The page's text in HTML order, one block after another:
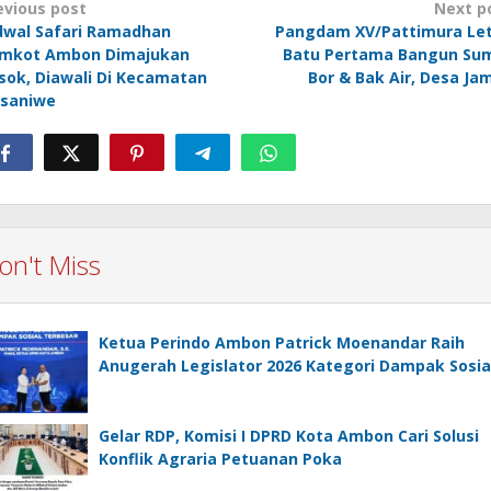
post
Safari Ramadhan
Ambon Dimajukan
Diawali Di Kecamatan
Next
Pangdam XV/Pattimura
Batu Pertama Bangun
Bor & Bak Air, Desa
Miss
Ketua Perindo Ambon Patrick Moenandar Raih
Anugerah Legislator 2026 Kategori Dampak
Gelar RDP, Komisi I DPRD Kota Ambon Cari Solusi
Konflik Agraria Petuanan Poka